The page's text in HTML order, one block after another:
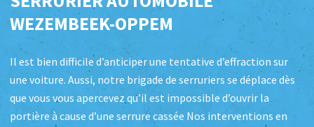
WEZEMBEEK-OPPEM
Il est bien difficile d’anticiper une tentative d’effraction sur
une voiture. Aussi, notre brigade de serruriers se déplace dès
que vous vous apercevez qu’il est impossible d’ouvrir la
portière à cause d’une serrure cassée Nos interventions en